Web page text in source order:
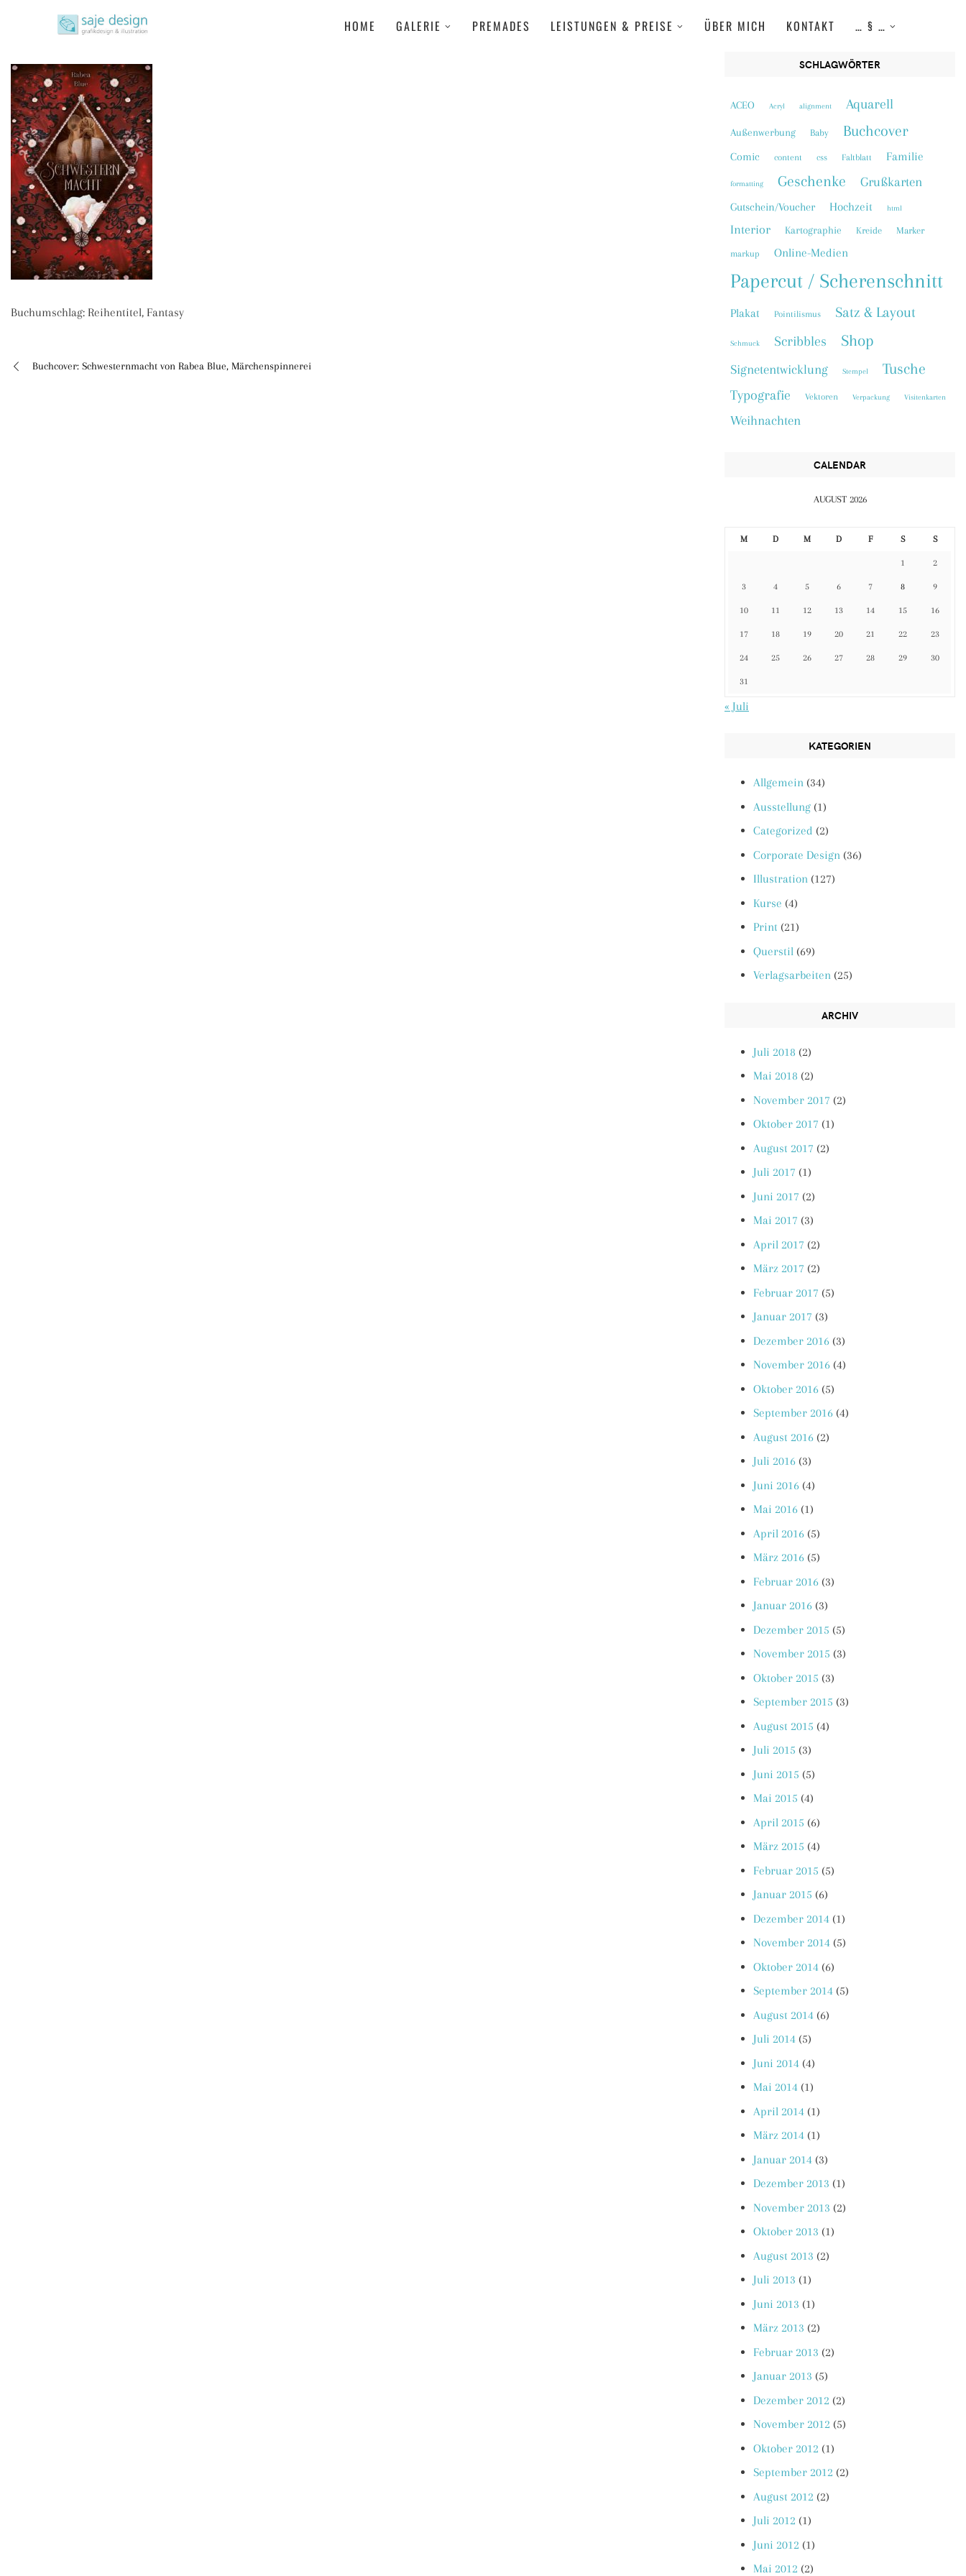
saje design bonn
grafikdesign | buchgestaltung | illustration HOME GALERIE PREMADES LEISTUNGEN & PREISE ÜBER MICH KONTAKT … § …
Buchumschlag: Reihentitel, Fantasy
Beitragsnavigation
Buchcover: Schwesternmacht von Rabea Blue, Märchenspinnerei
SCHLAGWÖRTER
ACEO Acryl alignment Aquarell
Außenwerbung Baby Buchcover
Comic content css Faltblatt Familie
formatting Geschenke Grußkarten
Gutschein/Voucher Hochzeit html
Interior Kartographie Kreide Marker
markup Online-Medien
Papercut / Scherenschnitt
Plakat Pointilismus Satz & Layout
Schmuck Scribbles Shop
Signetentwicklung Stempel Tusche
Typografie Vektoren Verpackung Visitenkarten
Weihnachten
CALENDAR
AUGUST 2026
M D M D F S S
1 2
3 4 5 6 7 8 9
10 11 12 13 14 15 16
17 18 19 20 21 22 23
24 25 26 27 28 29 30
31
« Juli
KATEGORIEN
Allgemein (34)
Ausstellung (1)
Categorized (2)
Corporate Design (36)
Illustration (127)
Kurse (4)
Print (21)
Querstil (69)
Verlagsarbeiten (25)
ARCHIV
Juli 2018 (2)
Mai 2018 (2)
November 2017 (2)
Oktober 2017 (1)
August 2017 (2)
Juli 2017 (1)
Juni 2017 (2)
Mai 2017 (3)
April 2017 (2)
März 2017 (2)
Februar 2017 (5)
Januar 2017 (3)
Dezember 2016 (3)
November 2016 (4)
Oktober 2016 (5)
September 2016 (4)
August 2016 (2)
Juli 2016 (3)
Juni 2016 (4)
Mai 2016 (1)
April 2016 (5)
März 2016 (5)
Februar 2016 (3)
Januar 2016 (3)
Dezember 2015 (5)
November 2015 (3)
Oktober 2015 (3)
September 2015 (3)
August 2015 (4)
Juli 2015 (3)
Juni 2015 (5)
Mai 2015 (4)
April 2015 (6)
März 2015 (4)
Februar 2015 (5)
Januar 2015 (6)
Dezember 2014 (1)
November 2014 (5)
Oktober 2014 (6)
September 2014 (5)
August 2014 (6)
Juli 2014 (5)
Juni 2014 (4)
Mai 2014 (1)
April 2014 (1)
März 2014 (1)
Januar 2014 (3)
Dezember 2013 (1)
November 2013 (2)
Oktober 2013 (1)
August 2013 (2)
Juli 2013 (1)
Juni 2013 (1)
März 2013 (2)
Februar 2013 (2)
Januar 2013 (5)
Dezember 2012 (2)
November 2012 (5)
Oktober 2012 (1)
September 2012 (2)
August 2012 (2)
Juli 2012 (1)
Juni 2012 (1)
Mai 2012 (2)